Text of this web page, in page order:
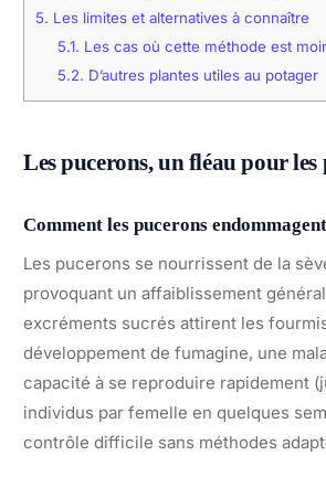
5. Les limites et alternatives à connaître
5.1. Les cas où cette méthode est
5.2. D’autres plantes utiles au potager
Les pucerons, un fléau pour les
Comment les pucerons
Les pucerons se nourrissent de la
provoquant un affaiblissement
excréments sucrés attirent les
développement de fumagine, une
capacité à se reproduire rapidement
individus par femelle en quelques
contrôle difficile sans méthodes